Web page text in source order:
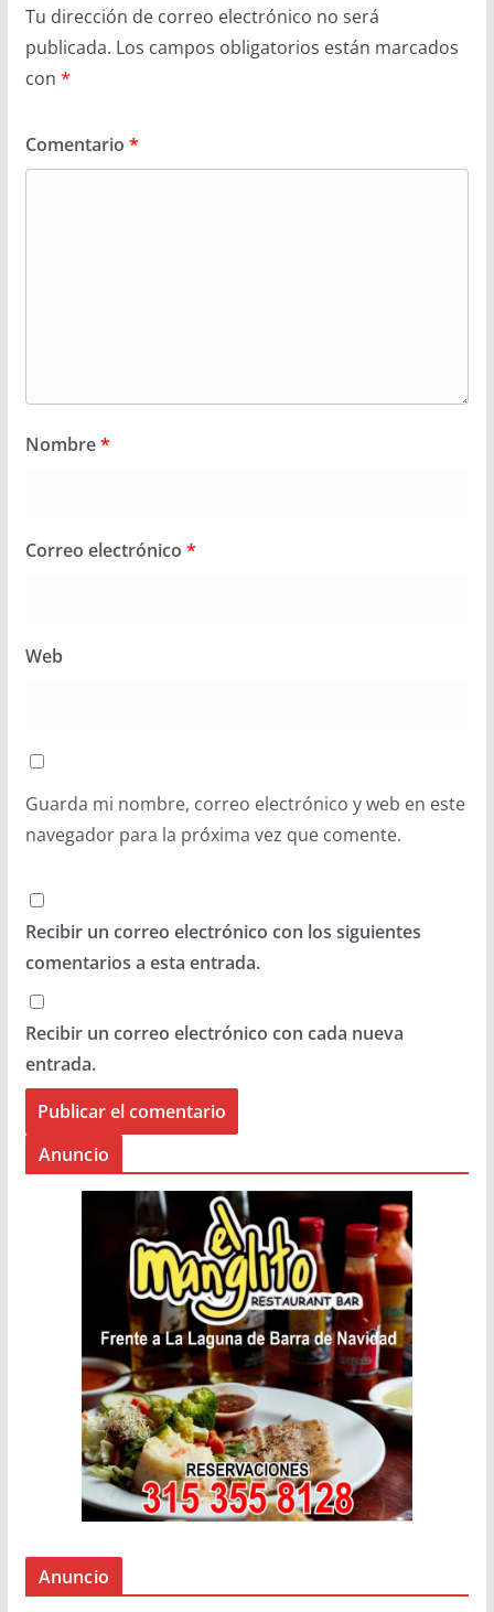
Tu dirección de correo electrónico no será
publicada. Los campos obligatorios están marcados
con *
Comentario *
Nombre*
Correo electrónico *
Web
Guarda mi nombre, correo electrónico y web en este
navegador para la próxima vez que comente.
Recibir un correo electrónico con los siguientes
comentarios a esta entrada.
Recibir un correo electrónico con cada nueva
entrada.
Anuncio
Anuncio